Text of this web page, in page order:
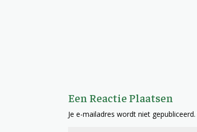
Een Reactie Plaatsen
Je e-mailadres wordt niet gepubliceerd.